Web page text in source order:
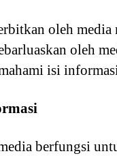
oleh media
oleh
isi
berfungsi